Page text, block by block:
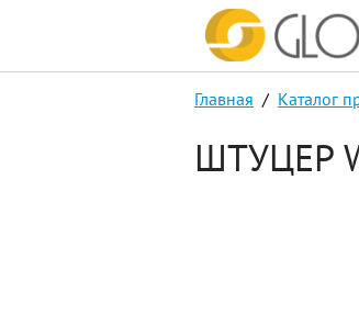
Главная / Каталог
ШТУЦЕР